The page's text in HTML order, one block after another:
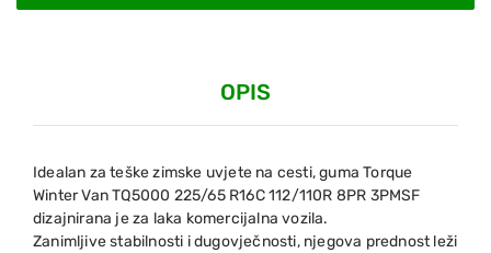
OPIS
Idealan za teške zimske uvjete na cesti, guma Torque
Winter Van TQ5000 225/65 R16C 112/110R 8PR 3PMSF
dizajnirana je za laka komercijalna vozila.
Zanimljive stabilnosti i dugovječnosti, njegova prednost leži